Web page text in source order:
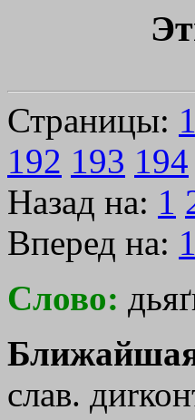
Страницы:
192 193 194
Назад на: 1
Вперед на: 1
Слово:
слав. ди